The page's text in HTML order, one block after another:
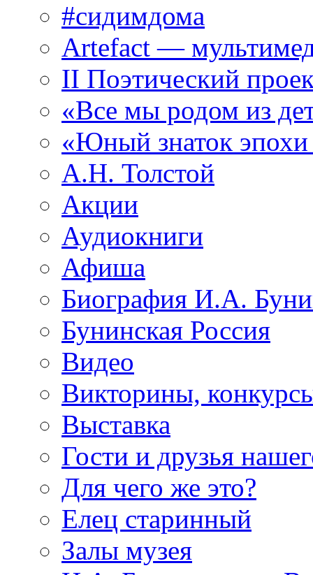
#сидимдома
Artefact —
II Поэтический
«Все мы родом из
«Юный знаток
А.Н. Толстой
Акции
Аудиокниги
Афиша
Биография И.А.
Бунинская Россия
Видео
Викторины,
Выставка
Гости и друзья
Для чего же это?
Елец старинный
Залы музея